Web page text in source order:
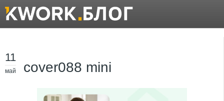
11
май cover088 mini